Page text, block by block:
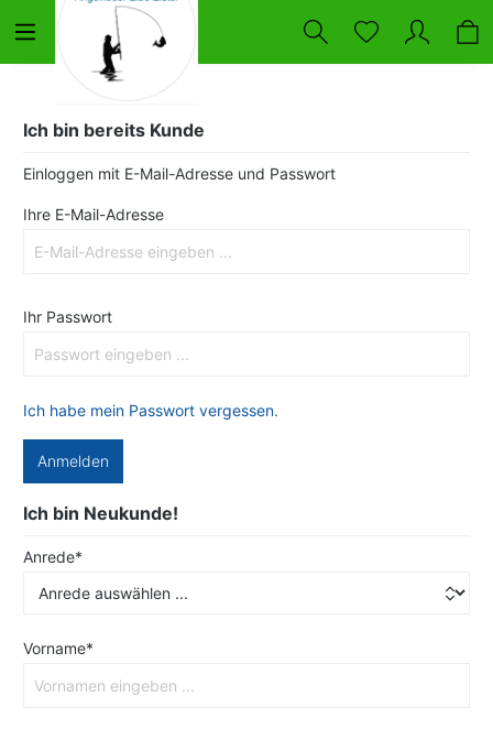
Ich bin bereits Kunde
Einloggen mit E-Mail-Adresse und Passwort
Ihre E-Mail-Adresse
Ihr Passwort
Ich habe mein Passwort vergessen.
Anmelden
Ich bin Neukunde!
Anrede*
Vorname*